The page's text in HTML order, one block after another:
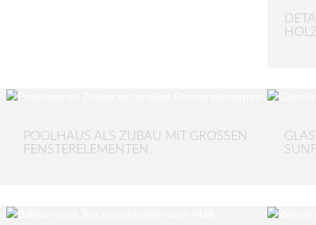
POOLHAUS ALS ZUBAU MIT GROSSEN F
ENSTERELEMENTEN